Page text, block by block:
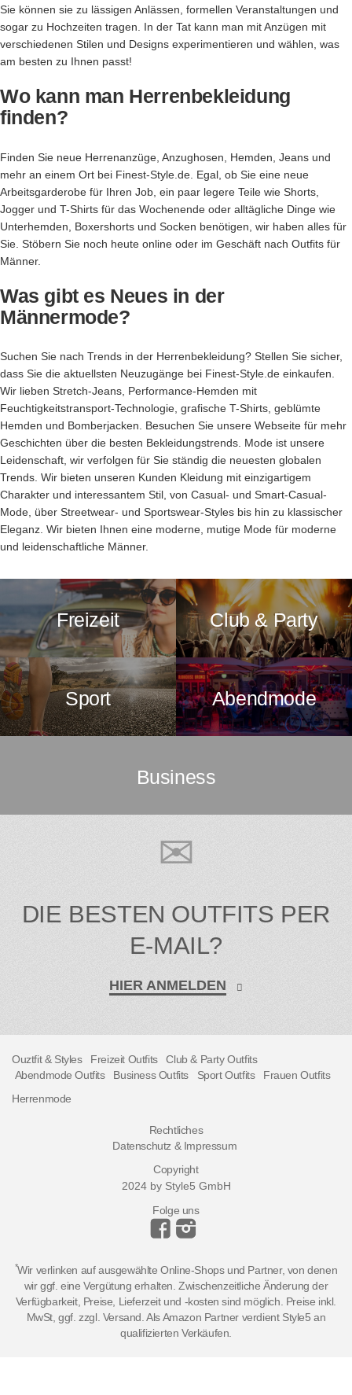
Sie können sie zu lässigen Anlässen, formellen Veranstaltungen und
sogar zu Hochzeiten tragen. In der Tat kann man mit Anzügen mit
verschiedenen Stilen und Designs experimentieren und wählen, was
am besten zu Ihnen passt!
Wo kann man Herrenbekleidung
finden?
Finden Sie neue Herrenanzüge, Anzughosen, Hemden, Jeans und
mehr an einem Ort bei Finest-Style.de. Egal, ob Sie eine neue
Arbeitsgarderobe für Ihren Job, ein paar legere Teile wie Shorts,
Jogger und T-Shirts für das Wochenende oder alltägliche Dinge wie
Unterhemden, Boxershorts und Socken benötigen, wir haben alles für
Sie. Stöbern Sie noch heute online oder im Geschäft nach Outfits für
Männer.
Was gibt es Neues in der
Männermode?
Suchen Sie nach Trends in der Herrenbekleidung? Stellen Sie sicher,
dass Sie die aktuellsten Neuzugänge bei Finest-Style.de einkaufen.
Wir lieben Stretch-Jeans, Performance-Hemden mit
Feuchtigkeitstransport-Technologie, grafische T-Shirts, geblümte
Hemden und Bomberjacken. Besuchen Sie unsere Webseite für mehr
Geschichten über die besten Bekleidungstrends. Mode ist unsere
Leidenschaft, wir verfolgen für Sie ständig die neuesten globalen
Trends. Wir bieten unseren Kunden Kleidung mit einzigartigem
Charakter und interessantem Stil, von Casual- und Smart-Casual-
Mode, über Streetwear- und Sportswear-Styles bis hin zu klassischer
Eleganz. Wir bieten Ihnen eine moderne, mutige Mode für moderne
und leidenschaftliche Männer.
Freizeit Club & Party
Sport Abendmode
Business
DIE BESTEN OUTFITS PER
E-MAIL?
HIER ANMELDEN
Ouztfit & Styles Freizeit Outfits
Club & Party Outfits
Abendmode Outfits
Business Outfits Sport Outfits
Frauen Outfits
Herrenmode
Rechtliches
Datenschutz & Impressum
Copyright
2024 by Style5 GmbH
Folge uns
*Wir verlinken auf ausgewählte Online-Shops und Partner, von denen
wir ggf. eine Vergütung erhalten. Zwischenzeitliche Änderung der
Verfügbarkeit, Preise, Lieferzeit und -kosten sind möglich. Preise inkl.
MwSt, ggf. zzgl. Versand. Als Amazon Partner verdient Style5 an
qualifizierten Verkäufen.